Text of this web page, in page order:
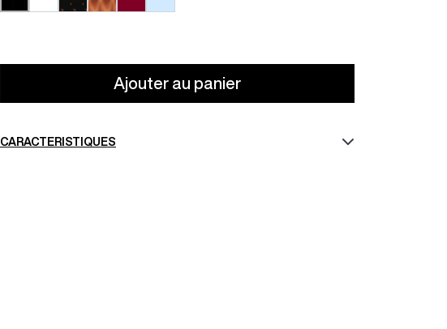
Ajouter au panier
CARACTERISTIQUES